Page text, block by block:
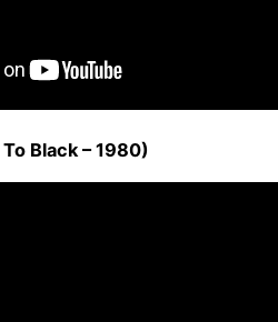
Black – 1980)